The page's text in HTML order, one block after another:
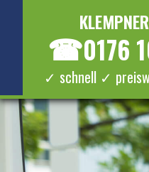
☎0176
✓ schnell ✓